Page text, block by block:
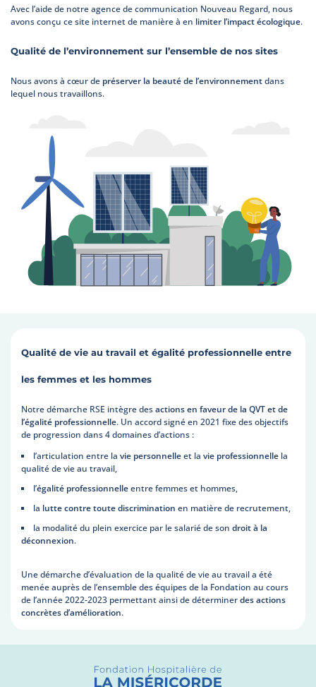
Avec l’aide de notre agence de communication Nouveau Regard, nous
avons conçu ce site internet de manière à en limiter l’impact écologique.
Qualité de l’environnement sur l’ensemble de nos sites
Nous avons à cœur de préserver la beauté de l’environnementdans
lequel nous travaillons.
Qualité de vie au travail et égalité professionnelle entre
les femmes et les hommes
Notre démarche RSE intègre desactions en faveur de la QVT et de
l’égalité professionnelle. Un accord signé en 2021 fixe des objectifs
de progression dans 4 domaines d’actions :
l’articulation entre la vie personnelleet la vie professionnelle la
qualité de vie au travail,
l’égalité professionnelleentre femmes et hommes,
la lutte contre toute discrimination en matière de recrutement,
la modalité du plein exercice par le salarié de son droit à la
déconnexion.
Une démarche d’évaluation de la qualité de vie au travail a été
menée auprès de l’ensemble des équipes de la Fondation au cours
de l’année 2022-2023 permettant ainsi de déterminerdes actions
concrètes d’amélioration.